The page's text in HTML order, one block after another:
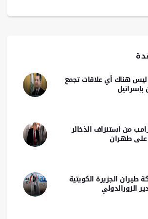
ليس هناك أي علاقات تجمع
من استنزاف الذخائر
على طهران
طيران الجزيرة الكويتية
الزورالدولي